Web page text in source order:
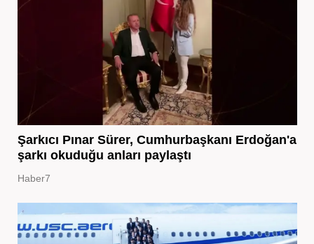
Şarkıcı Pınar Sürer, Cumhurbaşkanı Erdoğan'a
şarkı okuduğu anları paylaştı
Haber7